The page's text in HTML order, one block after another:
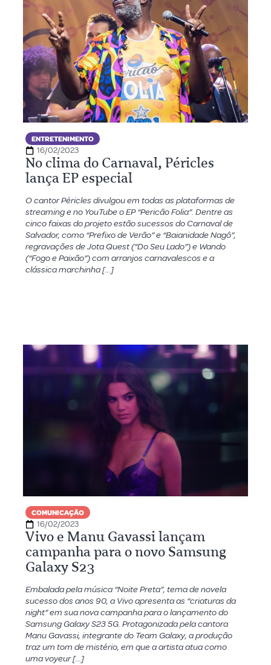
ENTRETENIMENTO
16/02/2023
No clima do Carnaval, Péricles
lança EP especial
O cantor Péricles divulgou em todas as plataformas de
streaming e no YouTube o EP “Pericão Folia”. Dentre as
cinco faixas do projeto estão sucessos do Carnaval de
Salvador, como “Prefixo de Verão” e “Baianidade Nagô”,
regravações de Jota Quest (“Do Seu Lado”) e Wando
(“Fogo e Paixão”) com arranjos carnavalescos e a
clássica marchinha […]
COMUNICAÇÃO
16/02/2023
Vivo e Manu Gavassi lançam
campanha para o novo Samsung
Galaxy S23
Embalada pela música “Noite Preta”, tema de novela
sucesso dos anos 90, a Vivo apresenta as “criaturas da
night” em sua nova campanha para o lançamento do
Samsung Galaxy S23 5G. Protagonizada pela cantora
Manu Gavassi, integrante do Team Galaxy, a produção
traz um tom de mistério, em que a artista atua como
uma voyeur […]